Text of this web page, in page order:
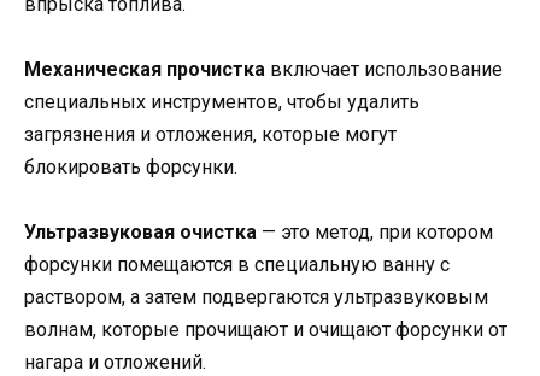
Механическая прочистка включает использование
специальных инструментов, чтобы удалить
загрязнения и отложения, которые могут
блокировать форсунки.
Ультразвуковая очистка — это метод, при котором
форсунки помещаются в специальную ванну с
раствором, а затем подвергаются ультразвуковым
волнам, которые прочищают и очищают форсунки от
нагара и отложений.